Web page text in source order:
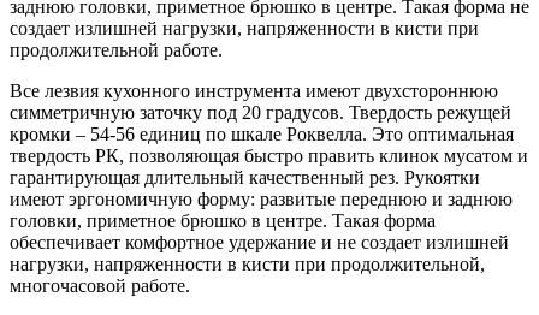
заднюю головки, приметное брюшко в центре. Такая форма не
создает излишней нагрузки, напряженности в кисти при
продолжительной работе.
Все лезвия кухонного инструмента имеют двухстороннюю
симметричную заточку под 20 градусов. Твердость режущей
кромки – 54-56 единиц по шкале Роквелла. Это оптимальная
твердость РК, позволяющая быстро править клинок мусатом и
гарантирующая длительный качественный рез. Рукоятки
имеют эргономичную форму: развитые переднюю и заднюю
головки, приметное брюшко в центре. Такая форма
обеспечивает комфортное удержание и не создает излишней
нагрузки, напряженности в кисти при продолжительной,
многочасовой работе.